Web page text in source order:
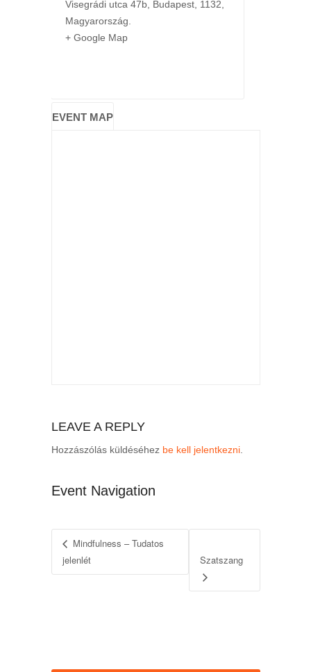
Visegrádi utca 47b, Budapest, 1132,
Magyarország.
+ Google Map
EVENT MAP
LEAVE A REPLY
Hozzászólás küldéséhez be kell jelentkezni.
Event Navigation
Mindfulness – Tudatos
jelenlét
Szatszang